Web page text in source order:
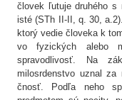
človek ľutuje druhého
isté (STh II-II, q. 30,
ktorý vedie človeka k
vo fyzických alebo
spravodlivosť. Na
milosrdenstvo uznal
čnosť. Podľa neho